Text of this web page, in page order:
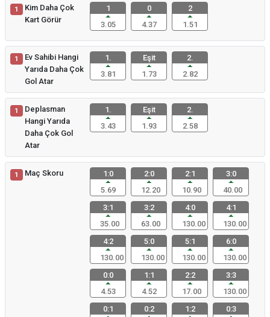
1
Kim Daha Çok
Kart Görür
1
3.05
0
4.37
2
1.51
1
Ev Sahibi Hangi
Yarıda Daha Çok
Gol Atar
1.
3.81
Eşit
1.73
2.
2.82
1
Deplasman
Hangi Yarıda
Daha Çok Gol
Atar
1.
3.43
Eşit
1.93
2.
2.58
1 Maç Skoru
1:0
5.69
2:0
12.20
2:1
10.90
3:0
40.00
3:1
35.00
3:2
63.00
4:0
130.00
4:1
130.00
4:2
130.00
5:0
130.00
5:1
130.00
6:0
130.00
0:0
4.53
1:1
4.52
2:2
17.00
3:3
130.00
0:1
0:2
1:2
0:3